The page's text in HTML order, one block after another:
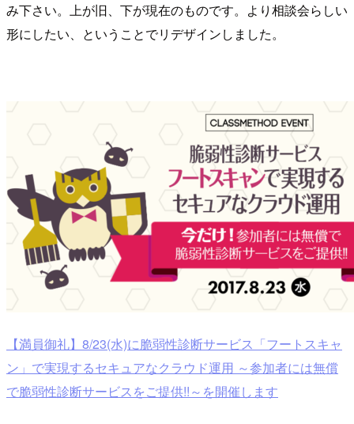
み下さい。上が旧、下が現在のものです。より相談会らしい
形にしたい、ということでリデザインしました。
【満員御礼】8/23(水)に脆弱性診断サービス「フートスキャ
ン」で実現するセキュアなクラウド運用 ～参加者には無償
で脆弱性診断サービスをご提供!!～を開催します